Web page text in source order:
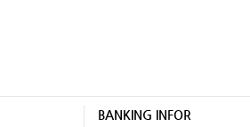
BANKING INFOR